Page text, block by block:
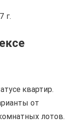
г.
квартир.
от
лотов.